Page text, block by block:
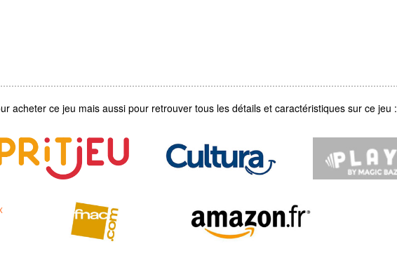
acheter ce jeu mais aussi pour retrouver tous les détails et caractéristiques sur ce jeu :